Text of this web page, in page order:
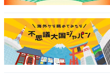
かったです」
「不安」の類語（4）危惧